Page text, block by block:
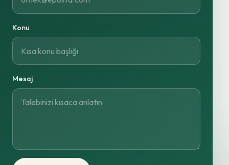
Konu
Mesaj